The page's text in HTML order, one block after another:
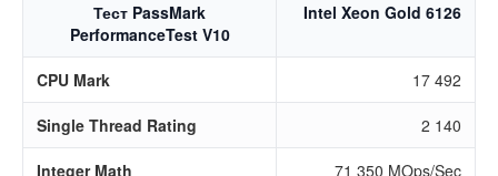
Тест PassMark
PerformanceTest V10
Intel Xeon Gold 6126
CPU Mark 17 492
Single Thread Rating 2 140
Integer Math 71 350 MOps/Sec